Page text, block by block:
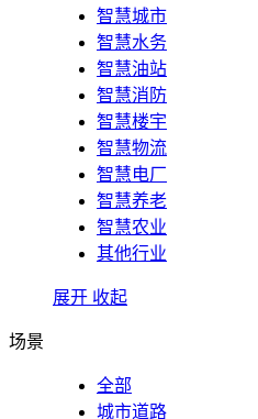
智慧城市
智慧水务
智慧油站
智慧消防
智慧楼宇
智慧物流
智慧电厂
智慧养老
智慧农业
其他行业
展开 收起
场景
全部
城市道路